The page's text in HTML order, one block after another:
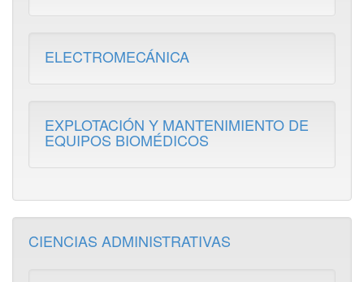
ELECTROMECÁNICA
EXPLOTACIÓN Y MANTENIMIENTO DE
EQUIPOS BIOMÉDICOS
CIENCIAS ADMINISTRATIVAS